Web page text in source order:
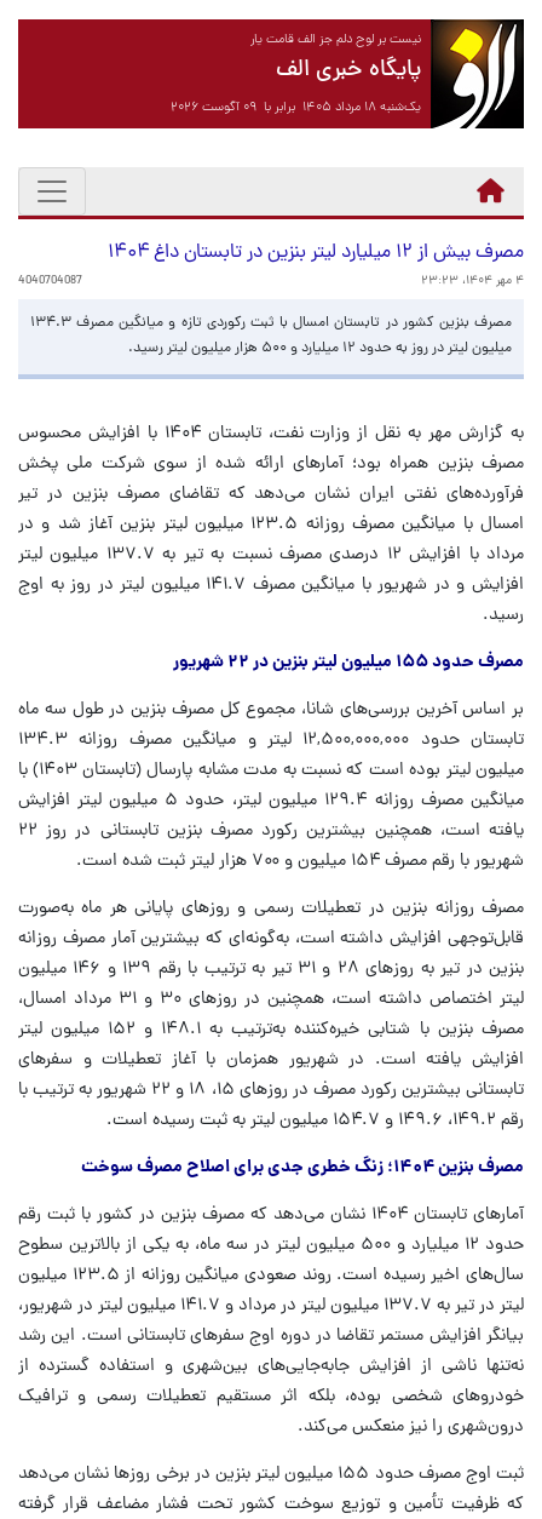
نیست بر لوح دلم جز الف قامت یار
پایگاه خبری الف
یک‌شنبه ۱۸ مرداد ۱۴۰۵ برابر با ۰۹ آگوست ۲۰۲۶
مصرف بیش از ۱۲ میلیارد لیتر بنزین در تابستان داغ ۱۴۰۴
۴ مهر ۱۴۰۴، ۲۳:۲۳ 4040704087
مصرف بنزین کشور در تابستان امسال با ثبت رکوردی تازه و میانگین مصرف ۱۳۴.۳
میلیون لیتر در روز به حدود ۱۲ میلیارد و ۵۰۰ هزار میلیون لیتر رسید.
به گزارش مهر به نقل از وزارت نفت، تابستان ۱۴۰۴ با افزایش محسوس
مصرف بنزین همراه بود؛ آمارهای ارائه شده از سوی شرکت ملی پخش
فرآورده‌های نفتی ایران نشان می‌دهد که تقاضای مصرف بنزین در تیر
امسال با میانگین مصرف روزانه ۱۲۳.۵ میلیون لیتر بنزین آغاز شد و در
مرداد با افزایش ۱۲ درصدی مصرف نسبت به تیر به ۱۳۷.۷ میلیون لیتر
افزایش و در شهریور با میانگین مصرف ۱۴۱.۷ میلیون لیتر در روز به اوج
رسید.
مصرف حدود ۱۵۵ میلیون لیتر بنزین در ۲۲ شهریور
بر اساس آخرین بررسی‌های شانا، مجموع کل مصرف بنزین در طول سه ماه
تابستان حدود ۱۲,۵۰۰,۰۰۰,۰۰۰ لیتر و میانگین مصرف روزانه ۱۳۴.۳
میلیون لیتر بوده است که نسبت به مدت مشابه پارسال (تابستان ۱۴۰۳) با
میانگین مصرف روزانه ۱۲۹.۴ میلیون لیتر، حدود ۵ میلیون لیتر افزایش
یافته است، همچنین بیشترین رکورد مصرف بنزین تابستانی در روز ۲۲
شهریور با رقم مصرف ۱۵۴ میلیون و ۷۰۰ هزار لیتر ثبت شده است.
مصرف روزانه بنزین در تعطیلات رسمی و روزهای پایانی هر ماه به‌صورت
قابل‌توجهی افزایش داشته است، به‌گونه‌ای که بیشترین آمار مصرف روزانه
بنزین در تیر به روزهای ۲۸ و ۳۱ تیر به ترتیب با رقم ۱۳۹ و ۱۴۶ میلیون
لیتر اختصاص داشته است، همچنین در روزهای ۳۰ و ۳۱ مرداد امسال،
مصرف بنزین با شتابی خیره‌کننده به‌ترتیب به ۱۴۸.۱ و ۱۵۲ میلیون لیتر
افزایش یافته است. در شهریور همزمان با آغاز تعطیلات و سفرهای
تابستانی بیشترین رکورد مصرف در روزهای ۱۵، ۱۸ و ۲۲ شهریور به ترتیب با
رقم ۱۴۹.۲، ۱۴۹.۶ و ۱۵۴.۷ میلیون لیتر به ثبت رسیده است.
مصرف بنزین ۱۴۰۴؛ زنگ خطری جدی برای اصلاح مصرف سوخت
آمارهای تابستان ۱۴۰۴ نشان می‌دهد که مصرف بنزین در کشور با ثبت رقم
حدود ۱۲ میلیارد و ۵۰۰ میلیون لیتر در سه ماه، به یکی از بالاترین سطوح
سال‌های اخیر رسیده است. روند صعودی میانگین روزانه از ۱۲۳.۵ میلیون
لیتر در تیر به ۱۳۷.۷ میلیون لیتر در مرداد و ۱۴۱.۷ میلیون لیتر در شهریور،
بیانگر افزایش مستمر تقاضا در دوره اوج سفرهای تابستانی است. این رشد
نه‌تنها ناشی از افزایش جابه‌جایی‌های بین‌شهری و استفاده گسترده از
خودروهای شخصی بوده، بلکه اثر مستقیم تعطیلات رسمی و ترافیک
درون‌شهری را نیز منعکس می‌کند.
ثبت اوج مصرف حدود ۱۵۵ میلیون لیتر بنزین در برخی روزها نشان می‌دهد
که ظرفیت تأمین و توزیع سوخت کشور تحت فشار مضاعف قرار گرفته